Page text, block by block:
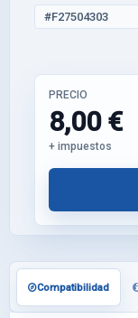
#F27504303
PRECIO
8,00 €
+ impuestos
Compatibilidad